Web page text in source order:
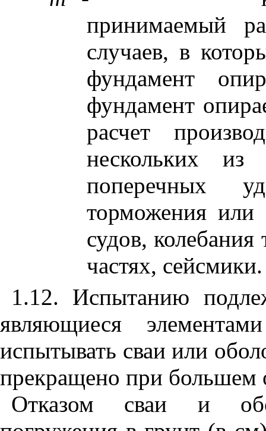
принимаемый
случаев, в
фундамент
фундамент
расчет
нескольких из
поперечных
торможения или
судов,
частях, сейсмики.
1.12. Испытанию
являющиеся
испытывать сваи или
прекращено при большем
Отказом сваи и